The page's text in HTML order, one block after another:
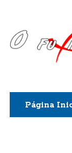
F
x
i
Página